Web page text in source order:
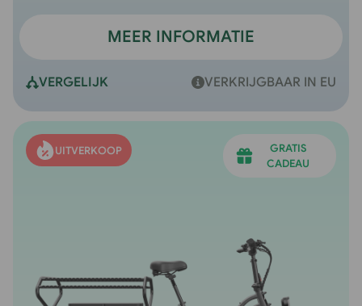
MEER INFORMATIE
VERGELIJK VERKRIJGBAAR IN EU
UITVERKOOP
GRATIS
CADEAU